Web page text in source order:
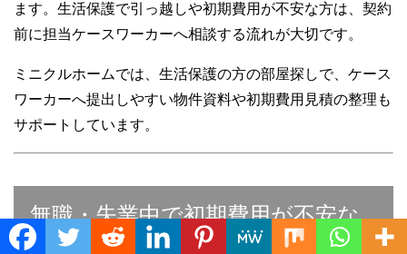
ます。生活保護で引っ越しや初期費用が不安な方は、契約
前に担当ケースワーカーへ相談する流れが大切です。
ミニクルホームでは、生活保護の方の部屋探しで、ケース
ワーカーへ提出しやすい物件資料や初期費用見積の整理も
サポートしています。
無職・失業中で初期費用が不安な
Translate »